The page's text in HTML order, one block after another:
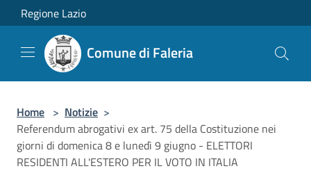
Salta al contenuto principale
Regione Lazio
Comune di Faleria
Home > Notizie >
Referendum abrogativi ex art. 75 della Costituzione nei
giorni di domenica 8 e lunedì 9 giugno - ELETTORI
RESIDENTI ALL'ESTERO PER IL VOTO IN ITALIA